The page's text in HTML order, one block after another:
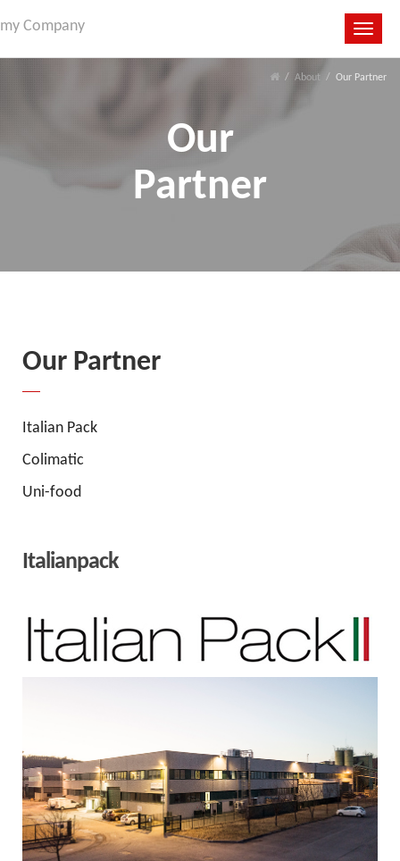
Toggle
my Company
About Our Partner
Our
Partner
Our Partner
Italian Pack
Colimatic
Uni-food
Italianpack